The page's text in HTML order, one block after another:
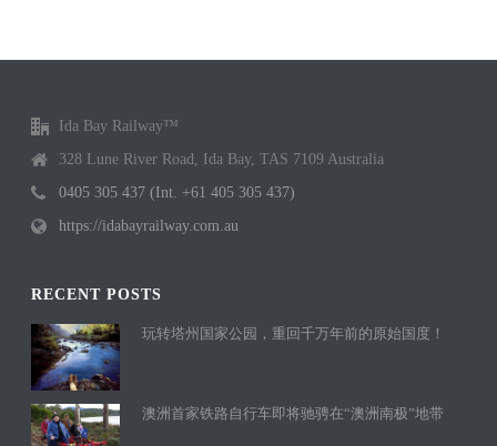
Ida Bay Railway™
328 Lune River Road, Ida Bay, TAS 7109 Australia
0405 305 437 (Int. +61 405 305 437)
https://idabayrailway.com.au
RECENT POSTS
玩转塔州国家公园，重回千万年前的原始国度！
澳洲首家铁路自行车即将驰骋在“澳洲南极”地带